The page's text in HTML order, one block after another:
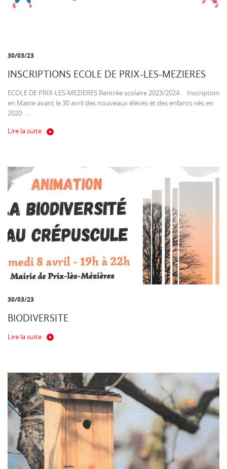
30/03/23
INSCRIPTIONS ECOLE DE PRIX-LES-MEZIERES
ECOLE DE PRIX-LES-MEZIERES Rentrée scolaire 2023/2024 Inscription
en Mairie avant le 30 avril des nouveaux élèves et des enfants nés en
2020 ...
Lire la suite
30/03/23
BIODIVERSITE
Lire la suite